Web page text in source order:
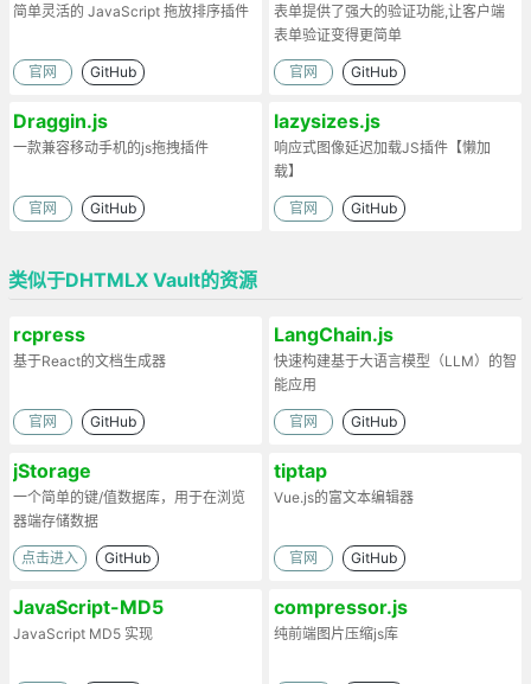
简单灵活的 JavaScript 拖放排序插件
官网 GitHub
表单提供了强大的验证功能,让客户端
表单验证变得更简单
官网 GitHub
Draggin.js
一款兼容移动手机的js拖拽插件
官网 GitHub
lazysizes.js
响应式图像延迟加载JS插件【懒加
载】
官网 GitHub
类似于DHTMLX Vault的资源
rcpress
基于React的文档生成器
官网 GitHub
LangChain.js
快速构建基于大语言模型（LLM）的智
能应用
官网 GitHub
jStorage
一个简单的键/值数据库，用于在浏览
器端存储数据
点击进入 GitHub
tiptap
Vue.js的富文本编辑器
官网 GitHub
JavaScript-MD5
JavaScript MD5 实现
compressor.js
纯前端图片压缩js库